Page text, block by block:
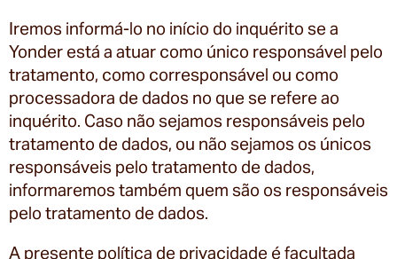
Iremos informá-lo no início do inquérito se a
Yonder está a atuar como único responsável pelo
tratamento, como corresponsável ou como
processadora de dados no que se refere ao
inquérito. Caso não sejamos responsáveis pelo
tratamento de dados, ou não sejamos os únicos
responsáveis pelo tratamento de dados,
informaremos também quem são os responsáveis
pelo tratamento de dados.
A presente política de privacidade é facultada